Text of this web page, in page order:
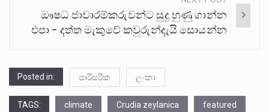
ඖෂධ ජාවාරම්කරුවන්ට සුදු හුණු ගාන්න
එපා – දත්ත මැකුවේ කවුරුන්දැයි සොයන්න
Posted in: පාරිසරික ලංකා
TAGS: climate Crudia zeylanica featured